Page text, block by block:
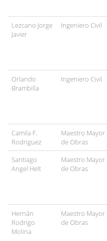
Lezcano Jorge
Javier
Ingeniero Civil
Orlando
Brambilla
Ingeniero Civil
Camila F.
Rodriguez
Maestro Mayor
de Obras
Santiago
Angel Helt
Maestro Mayor
de Obras
Hernán
Rodrigo
Molina
Maestro Mayor
de Obras